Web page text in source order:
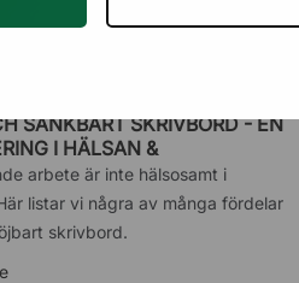
SÄNKBART SKRIVBORD - EN
I HÄLSAN &
arbete är inte hälsosamt i
listar vi några av många fördelar
skrivbord.